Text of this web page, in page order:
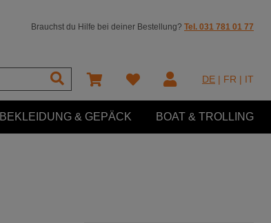
Brauchst du Hilfe bei deiner Bestellung? Tel. 031 781 01 77
DE FR IT
BEKLEIDUNG & GEPÄCK BOAT & TROLLING